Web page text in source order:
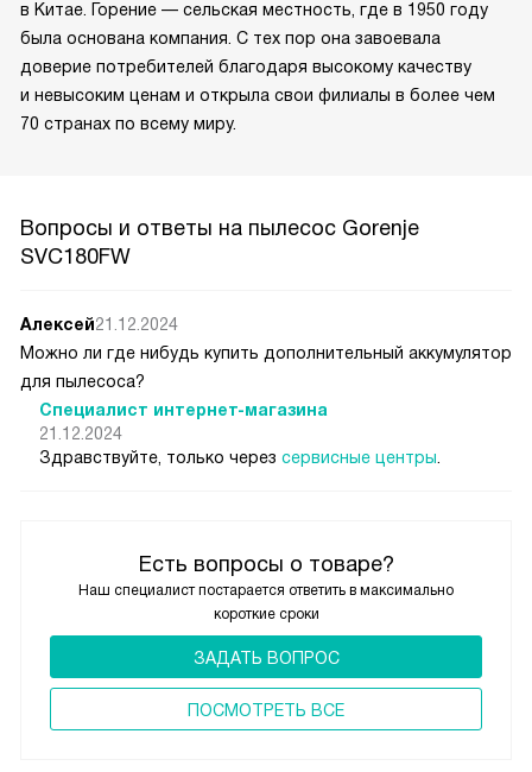
в Китае. Горение — сельская местность, где в 1950 году
была основана компания. С тех пор она завоевала
доверие потребителей благодаря высокому качеству
и невысоким ценам и открыла свои филиалы в более чем
70 странах по всему миру.
Вопросы и ответы на пылесос Gorenje
SVC180FW
Есть вопросы о товаре?
Наш специалист постарается ответить в максимально
короткие сроки
ЗАДАТЬ ВОПРОС
ПОCМОТРЕТЬ ВСЕ
Алексей21.12.2024
Можно ли где нибудь купить дополнительный аккумулятор
для пылесоса?
Специалист интернет-магазина
21.12.2024
Здравствуйте, только через сервисные центры